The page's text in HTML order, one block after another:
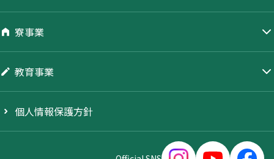
寮事業
教育事業
個人情報保護方針